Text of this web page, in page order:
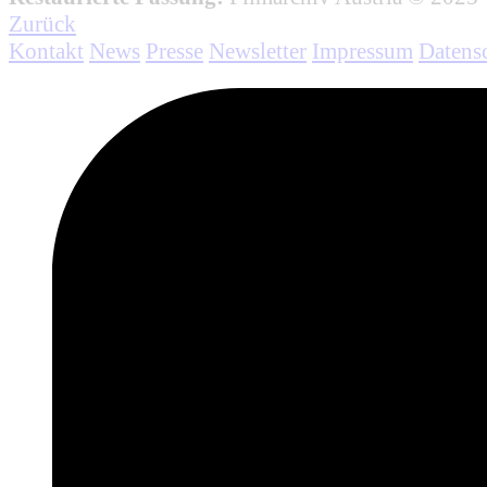
Zurück
Kontakt News Presse Newsletter Impressum